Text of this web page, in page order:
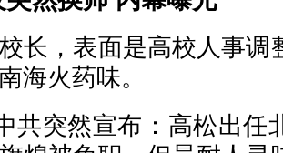
长，表面是高校人事调
海火药味。
共突然宣布：高松出任